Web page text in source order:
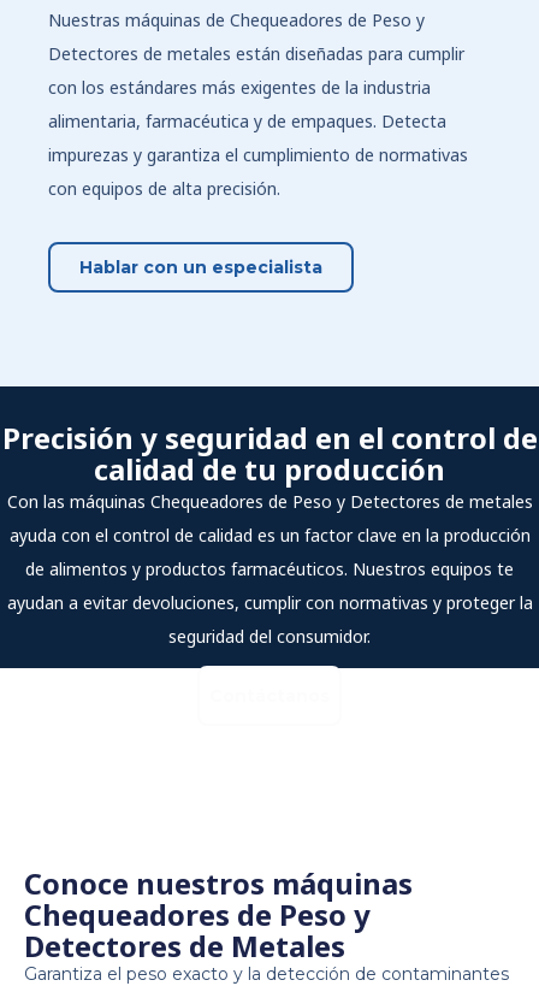
Nuestras máquinas de Chequeadores de Peso y
Detectores de metales están diseñadas para cumplir
con los estándares más exigentes de la industria
alimentaria, farmacéutica y de empaques. Detecta
impurezas y garantiza el cumplimiento de normativas
con equipos de alta precisión.
Hablar con un especialista
Precisión y seguridad en el control de
calidad de tu producción
Con las máquinas Chequeadores de Peso y Detectores de metales
ayuda con el control de calidad es un factor clave en la producción
de alimentos y productos farmacéuticos. Nuestros equipos te
ayudan a evitar devoluciones, cumplir con normativas y proteger la
seguridad del consumidor.
Conoce nuestros máquinas
Chequeadores de Peso y
Detectores de Metales
Garantiza el peso exacto y la detección de contaminantes